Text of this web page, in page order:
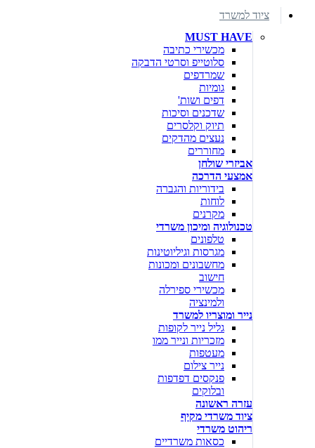
ציוד למשרד
MUST HAVE
מכשירי כתיבה
סלוטייפ וסרטי הדבקה
שמרדפים
גומיות
דפים ושות'
שדכנים וסיכות
תיוק וקלסרים
נעצים מהדקים
מחוררים
אביזרי שולחן
אמצעי הדרכה
בידוריות והגברה
לוחות
מקרנים
טכנולוגיה ומיכון משרדי
טלפונים
מגרסות וגיליוטינות
מחשבונים ומכונות
חישוב
מכשירי ספירלה
ולמינציה
נייר ומוצריו למשרד
גליל נייר לקופות
מזכריות ונייר ממו
מעטפות
נייר צילום
פנקסים דפדפות
ובלוקים
עזרה ראשונה
ציוד משרדי מקיף
ריהוט משרדי
כסאות משרדיים